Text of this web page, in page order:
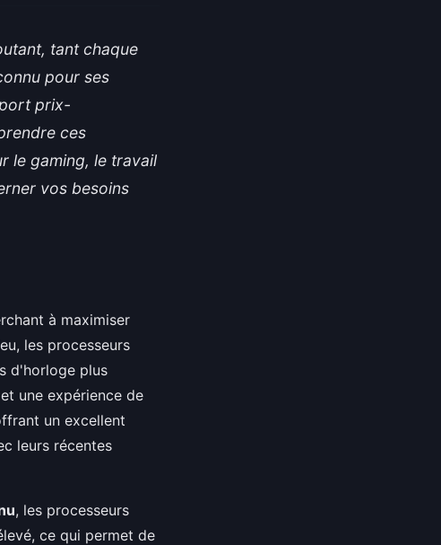
tant chaque
pour ses
prix-
ces
le gaming, le travail
vos besoins
à maximiser
les processeurs
d'horloge plus
une expérience de
un excellent
leurs récentes
, les processeurs
ce qui permet de